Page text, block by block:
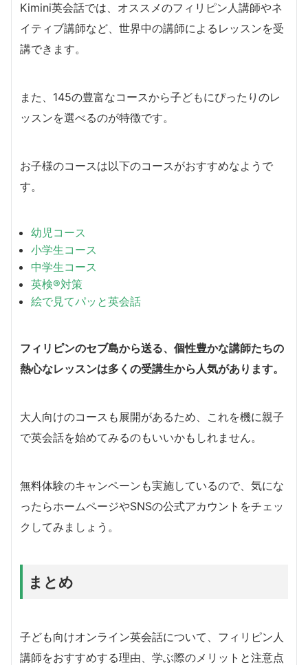
Kimini英会話では、オススメのフィリピン人講師やネ
イティブ講師など、世界中の講師によるレッスンを受
講できます。
また、145の豊富なコースから子どもにぴったりのレ
ッスンを選べるのが特徴です。
お子様のコースは以下のコースがおすすめなようで
す。
幼児コース
小学生コース
中学生コース
英検®対策
絵で見てパッと英会話
フィリピンのセブ島から送る、個性豊かな講師たちの
熱心なレッスンは多くの受講生から人気があります。
大人向けのコースも展開があるため、これを機に親子
で英会話を始めてみるのもいいかもしれません。
無料体験のキャンペーンも実施しているので、気にな
ったらホームページやSNSの公式アカウントをチェッ
クしてみましょう。
まとめ
子ども向けオンライン英会話について、フィリピン人
講師をおすすめする理由、学ぶ際のメリットと注意点